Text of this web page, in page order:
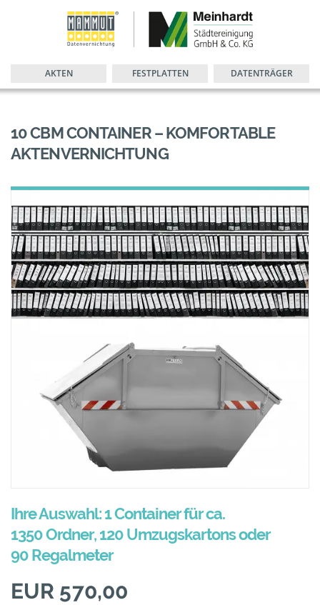
AKTEN FESTPLATTEN DATENTRÄGER
10 CBM CONTAINER – KOMFORTABLE
AKTENVERNICHTUNG
Ihre Auswahl: 1 Container für ca.
1350 Ordner, 120 Umzugskartons oder
90 Regalmeter
EUR 570,00